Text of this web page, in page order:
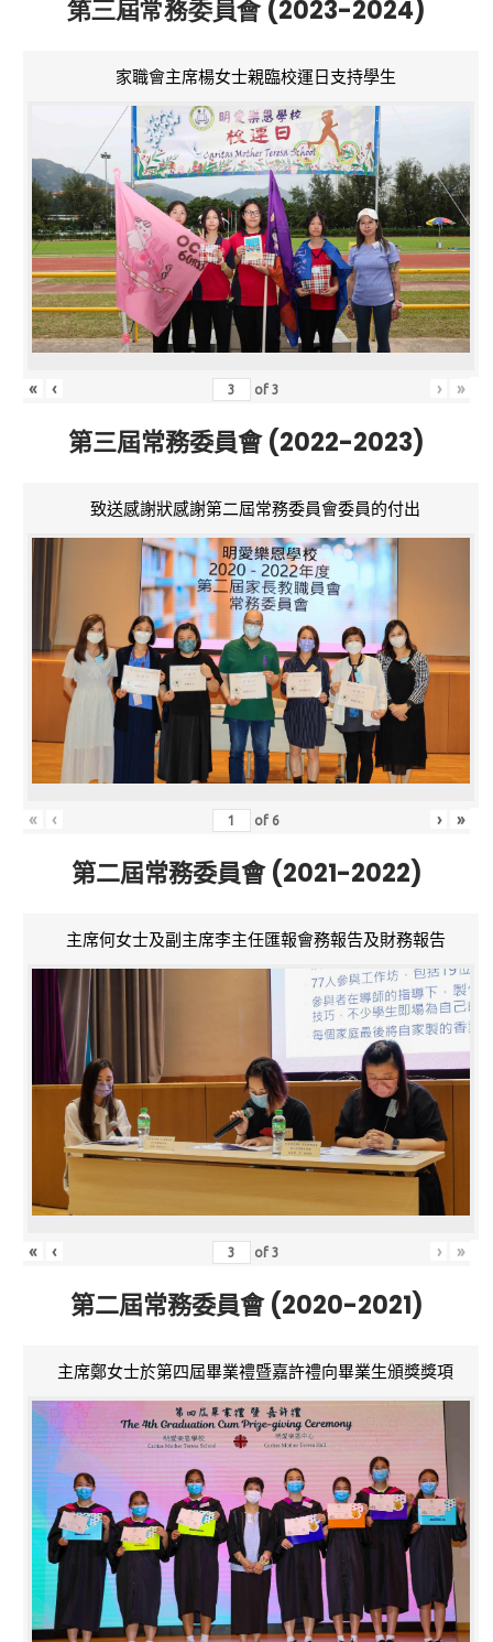
第三屆常務委員會 (2023-2024)
家職會主席楊女士親臨校運日支持學生
« ‹ of3 › »
第三屆常務委員會 (2022-2023)
致送感謝狀感謝第二屆常務委員會委員的付出
« ‹ of 6 › »
第二屆常務委員會 (2021-2022)
主席何女士及副主席李主任匯報會務報告及財務報告
« ‹ of3 › »
第二屆常務委員會 (2020-2021)
主席鄭女士於第四屆畢業禮暨嘉許禮向畢業生頒獎獎項